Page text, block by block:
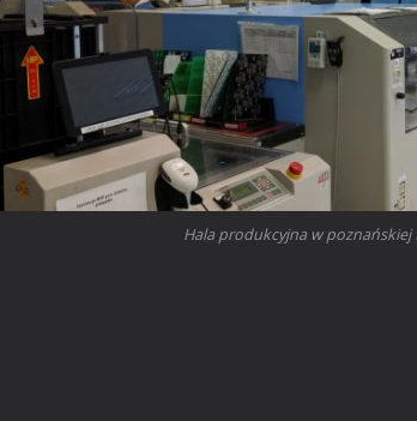
Hala produkcyjna w poznańskiej